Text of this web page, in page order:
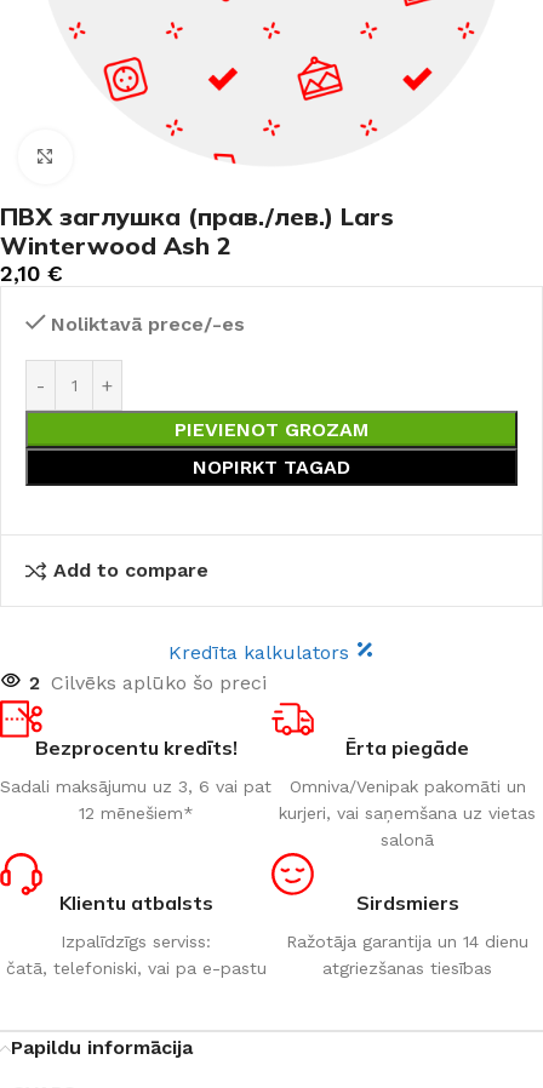
Noklikšķiniet, lai palielinātu
ПВХ заглушка (прав./лев.) Lars
Winterwood Ash 2
2,10 €
Noliktavā prece/-es
PIEVIENOT GROZAM
NOPIRKT TAGAD
Add to compare
Kredīta kalkulators
2 Cilvēks aplūko šo preci
Bezprocentu kredīts!
Sadali maksājumu uz 3, 6 vai pat
12 mēnešiem*
Ērta piegāde
Omniva/Venipak pakomāti un
kurjeri, vai saņemšana uz vietas
salonā
Klientu atbalsts
Izpalīdzīgs serviss:
čatā, telefoniski, vai pa e-pastu
Sirdsmiers
Ražotāja garantija un 14 dienu
atgriezšanas tiesības
Papildu informācija